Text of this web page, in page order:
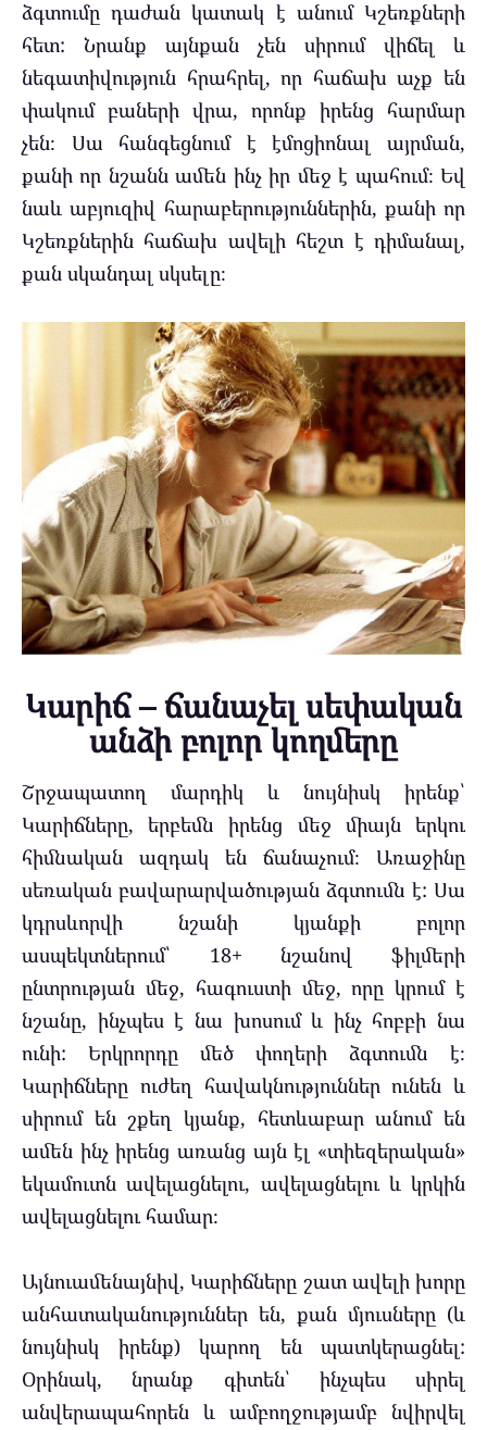
ձգտումը դաժան կատակ է անում Կշեռքների
հետ: Նրանք այնքան չեն սիրում վիճել և
նեգատիվություն հրահրել, որ հաճախ աչք են
փակում բաների վրա, որոնք իրենց հարմար
չեն։ Սա հանգեցնում է էմոցիոնալ այրման,
քանի որ նշանն ամեն ինչ իր մեջ է պահում։ Եվ
նաև աբյուզիվ հարաբերություններին, քանի որ
Կշեռքներին հաճախ ավելի հեշտ է դիմանալ,
քան սկանդալ սկսելը։
Կարիճ – ճանաչել սեփական
անձի բոլոր կողմերը
Շրջապատող մարդիկ և նույնիսկ իրենք՝
Կարիճները, երբեմն իրենց մեջ միայն երկու
հիմնական ազդակ են ճանաչում։ Առաջինը
սեռական բավարարվածության ձգտումն է: Սա
կդրսևորվի նշանի կյանքի բոլոր
ասպեկտներում՝ 18+ նշանով ֆիլմերի
ընտրության մեջ, հագուստի մեջ, որը կրում է
նշանը, ինչպես է նա խոսում և ինչ հոբբի նա
ունի: Երկրորդը մեծ փողերի ձգտումն է։
Կարիճները ուժեղ հավակնություններ ունեն և
սիրում են շքեղ կյանք, հետևաբար անում են
ամեն ինչ իրենց առանց այն էլ «տիեզերական»
եկամուտն ավելացնելու, ավելացնելու և կրկին
ավելացնելու համար։
Այնուամենայնիվ, Կարիճները շատ ավելի խորը
անհատականություններ են, քան մյուսները (և
նույնիսկ իրենք) կարող են պատկերացնել:
Օրինակ, նրանք գիտեն՝ ինչպես սիրել
անվերապահորեն և ամբողջությամբ նվիրվել